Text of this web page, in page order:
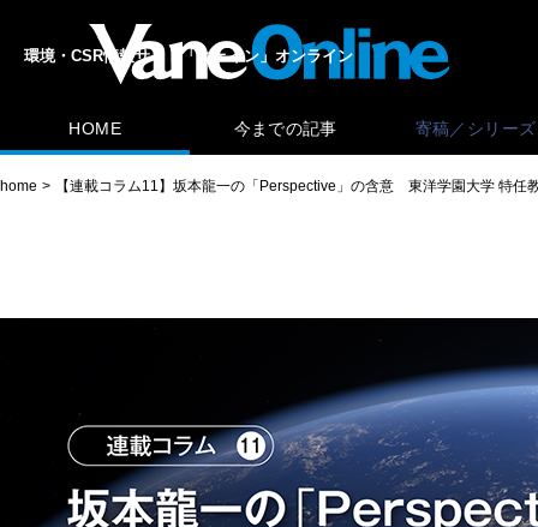
環境・CSR情報サイト「ヴェイン」オンライン
HOME 今までの記事 寄稿／シリーズ
home 【連載コラム11】坂本龍一の「Perspective」の含意 東洋学園大学 特任